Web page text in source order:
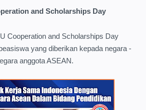
and Scholarships Day
Cooperation and Scholarships Day
yang diberikan kepada negara -
anggota ASEAN.